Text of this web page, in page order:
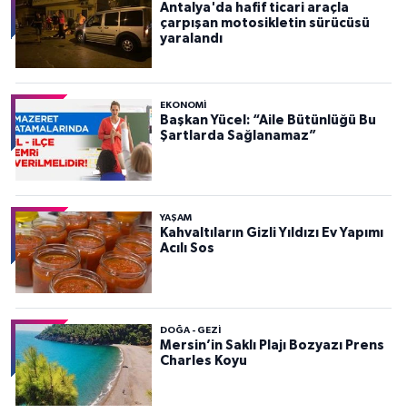
Antalya'da hafif ticari araçla
çarpışan motosikletin sürücüsü
yaralandı
EKONOMI
Başkan Yücel: “Aile Bütünlüğü Bu
Şartlarda Sağlanamaz”
YAŞAM
Kahvaltıların Gizli Yıldızı Ev Yapımı
Acılı Sos
DOĞA - GEZI
Mersin’in Saklı Plajı Bozyazı Prens
Charles Koyu